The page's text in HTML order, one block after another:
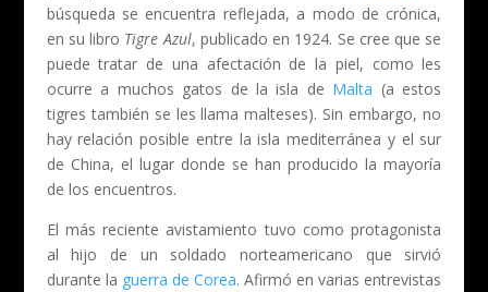
búsqueda se encuentra reflejada, a modo de crónica,
en su libro Tigre Azul, publicado en 1924. Se cree que se
puede tratar de una afectación de la piel, como les
ocurre a muchos gatos de la isla de Malta (a estos
tigres también se les llama malteses). Sin embargo, no
hay relación posible entre la isla mediterránea y el sur
de China, el lugar donde se han producido la mayoría
de los encuentros.
El más reciente avistamiento tuvo como protagonista
al hijo de un soldado norteamericano que sirvió
durante la guerra de Corea. Afirmó en varias entrevistas